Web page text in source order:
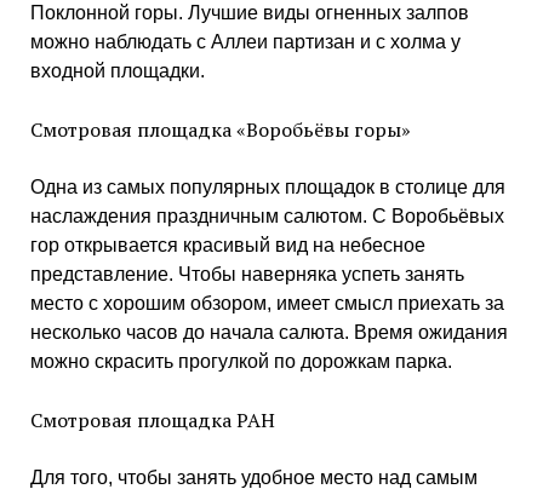
Поклонной горы. Лучшие виды огненных залпов
можно наблюдать с Аллеи партизан и с холма у
входной площадки.
Смотровая площадка «Воробьёвы горы»
Одна из самых популярных площадок в столице для
наслаждения праздничным салютом. С Воробьёвых
гор открывается красивый вид на небесное
представление. Чтобы наверняка успеть занять
место с хорошим обзором, имеет смысл приехать за
несколько часов до начала салюта. Время ожидания
можно скрасить прогулкой по дорожкам парка.
Смотровая площадка РАН
Для того, чтобы занять удобное место над самым